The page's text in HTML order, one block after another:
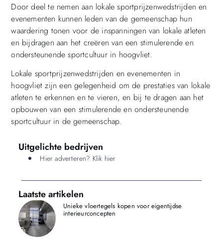
Door deel te nemen aan lokale sportprijzenwedstrijden en
evenementen kunnen leden van de gemeenschap hun
waardering tonen voor de inspanningen van lokale atleten
en bijdragen aan het creëren van een stimulerende en
ondersteunende sportcultuur in hoogvliet.
Lokale sportprijzenwedstrijden en evenementen in
hoogvliet zijn een gelegenheid om de prestaties van lokale
atleten te erkennen en te vieren, en bij te dragen aan het
opbouwen van een stimulerende en ondersteunende
sportcultuur in de gemeenschap.
Uitgelichte bedrijven
Hier adverteren? Klik hier
Laatste artikelen
Unieke vloertegels kopen voor eigentijdse
interieurconcepten